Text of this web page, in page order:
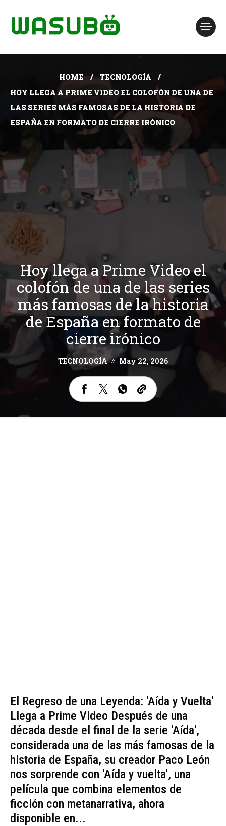
HOME
TECNOLOGÍA
HOY LLEGA A PRIME VIDEO EL COLOFÓN DE UNA DE
LAS SERIES MÁS FAMOSAS DE LA HISTORIA DE
ESPAÑA EN FORMATO DE CIERRE IRÓNICO
Hoy llega a Prime Video el
colofón de una de las series
más famosas de la historia
de España en formato de
cierre irónico
TECNOLOGÍA May 22, 2026
El Regreso de una Leyenda: 'Aída y Vuelta'
Llega a Prime Video Después de una
década desde el final de la serie 'Aída',
considerada una de las más famosas de la
historia de España, su creador Paco León
nos sorprende con 'Aída y vuelta', una
película que combina elementos de
ficción con metanarrativa, ahora
disponible en...